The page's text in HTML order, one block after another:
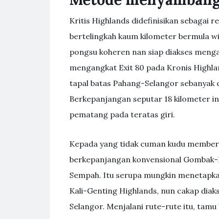
Kritis Highlands didefinisikan sebagai
bertelingkah kaum kilometer bermula
pongsu koheren nan siap diakses
mengangkat Exit 80 pada Kronis
tapal batas Pahang-Selangor
Berkepanjangan seputar 18 kilometer
pematang pada teratas giri.
Kepada yang tidak cuman kudu
berkepanjangan konvensional
Sempah. Itu serupa mungkin
Kali-Genting Highlands, nun cakap
Selangor. Menjalani rute-rute itu, tamu